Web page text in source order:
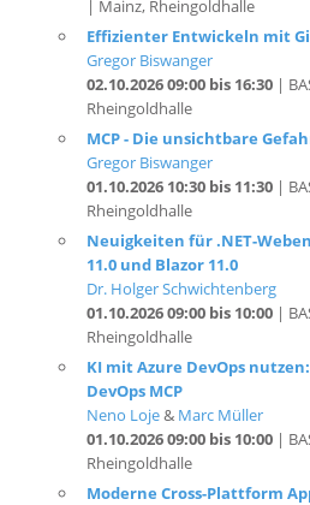
Gregor Biswanger
02.10.2026 09:00 bis 16:30|
Rheingoldhalle
MCP - Die unsichtbare
Gregor Biswanger
01.10.2026 10:30 bis 11:30|
Rheingoldhalle
Neuigkeiten für .NET-
11.0 und Blazor 11.0
Dr. Holger Schwichtenberg
01.10.2026 09:00 bis 10:00
Rheingoldhalle
KI mit Azure DevOps
DevOps MCP
Neno Loje&Marc Müller
01.10.2026 09:00 bis 10:00
Rheingoldhalle
Moderne Cross-Plattform
Avalonia UI
Roland König